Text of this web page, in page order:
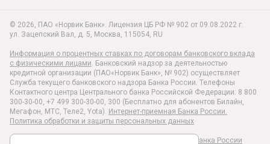
© 2026, ПАО «Норвик Банк». Лицензия ЦБ РФ № 902 от 09.08.2022 г.
ул. Зацепский Вал, д. 5, Москва, 115054, RU
Информация о процентных ставках по договорам банковского вклада
с физическими лицами. Банковский надзор за деятельностью
кредитной организации (ПАО«Норвик Банк», № 902) осуществляет
Служба текущего банковского надзора Банка России. Телефоны
Контактного центра Центрального банка Российской Федерации: 8 800
300-30-00, +7 499 300-30-00, 300 (Бесплатно для абонентов Билайн,
Мегафон, МТС, Теле2, Yota). Интернет-приемная Банка России.
Политика обработки и защиты персональных данных
Раскрытие информации в соответствии c Указанием Банка России